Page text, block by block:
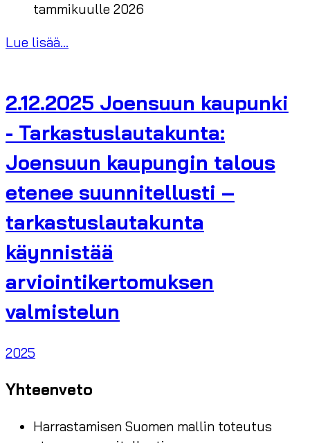
tammikuulle 2026
Lue lisää...
2.12.2025 Joensuun kaupunki
- Tarkastuslautakunta:
Joensuun kaupungin talous
etenee suunnitellusti –
tarkastuslautakunta
käynnistää
arviointikertomuksen
valmistelun
2025
Yhteenveto
Harrastamisen Suomen mallin toteutus